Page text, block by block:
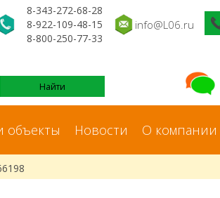
8-343-272-68-28
8-922-109-48-15
8-800-250-77-33
info@L06.ru
объекты Новости О компании